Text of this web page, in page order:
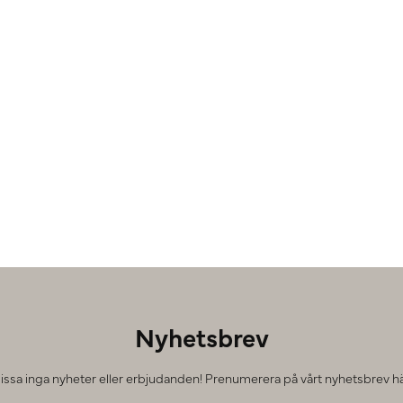
Nyhetsbrev
inga nyheter eller erbjudanden! Prenumerera på vårt nyhetsbrev